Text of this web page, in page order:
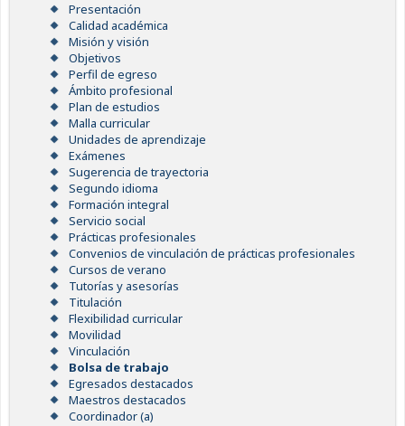
Presentación
Calidad académica
Misión y visión
Objetivos
Perfil de egreso
Ámbito profesional
Plan de estudios
Malla curricular
Unidades de aprendizaje
Exámenes
Sugerencia de trayectoria
Segundo idioma
Formación integral
Servicio social
Prácticas profesionales
Convenios de vinculación de prácticas profesionales
Cursos de verano
Tutorías y asesorías
Titulación
Flexibilidad curricular
Movilidad
Vinculación
Bolsa de trabajo
Egresados destacados
Maestros destacados
Coordinador (a)